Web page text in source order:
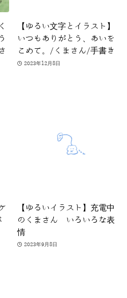
【ゆるい文字とイラスト】
いつもありがとう、あいを
こめて。/くまさん/手書き
2023年12月8日
【ゆるいイラスト】充電中
のくまさん いろいろな表
情
2023年9月8日